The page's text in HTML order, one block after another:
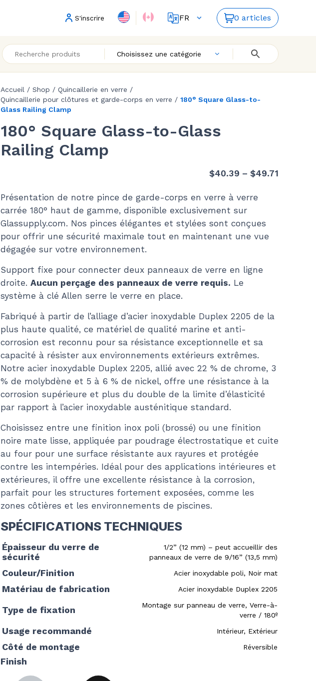
S'inscrire
FR
EN
0 articles
Choisissez une catégorie
Accueil / Shop / Quincaillerie en verre /
Quincaillerie pour clôtures et garde-corps en verre / 180° Square Glass-to-
Glass Railing Clamp
180° Square Glass-to-Glass
Railing Clamp
$40.39 – $49.71
Présentation de notre pince de garde-corps en verre à verre
carrée 180° haut de gamme, disponible exclusivement sur
Glassupply.com. Nos pinces élégantes et stylées sont conçues
pour offrir une sécurité maximale tout en maintenant une vue
dégagée sur votre environnement.
Support fixe pour connecter deux panneaux de verre en ligne
droite. Aucun perçage des panneaux de verre requis. Le
système à clé Allen serre le verre en place.
Fabriqué à partir de l’alliage d’acier inoxydable Duplex 2205 de la
plus haute qualité, ce matériel de qualité marine et anti-
corrosion est reconnu pour sa résistance exceptionnelle et sa
capacité à résister aux environnements extérieurs extrêmes.
Notre acier inoxydable Duplex 2205, allié avec 22 % de chrome, 3
% de molybdène et 5 à 6 % de nickel, offre une résistance à la
corrosion supérieure et plus du double de la limite d’élasticité
par rapport à l’acier inoxydable austénitique standard.
Choisissez entre une finition inox poli (brossé) ou une finition
noire mate lisse, appliquée par poudrage électrostatique et cuite
au four pour une surface résistante aux rayures et protégée
contre les intempéries. Idéal pour des applications intérieures et
extérieures, il offre une excellente résistance à la corrosion,
parfait pour les structures fortement exposées, comme les
zones côtières et les environnements de piscines.
SPÉCIFICATIONS TECHNIQUES
Épaisseur du verre de
sécurité
1/2” (12 mm) – peut accueillir des
panneaux de verre de 9/16” (13,5 mm)
Couleur/Finition Acier inoxydable poli, Noir mat
Matériau de fabrication Acier inoxydable Duplex 2205
Type de fixation
Montage sur panneau de verre, Verre-à-
verre / 180º
Usage recommandé Intérieur, Extérieur
Côté de montage Réversible
Finish